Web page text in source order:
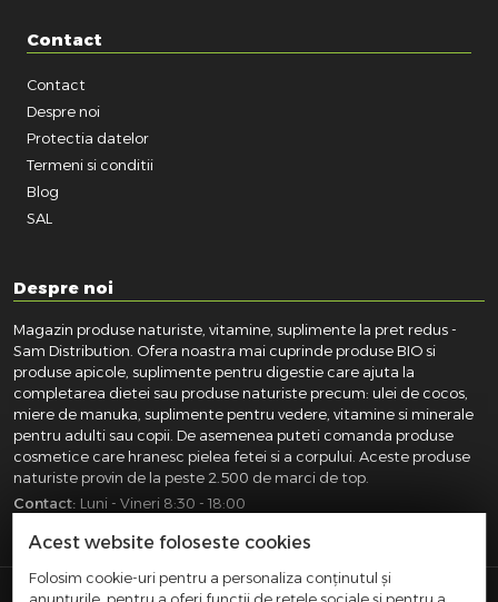
Contact
Contact
Despre noi
Protectia datelor
Termeni si conditii
Blog
SAL
Despre noi
Magazin produse naturiste, vitamine, suplimente la pret redus -
Sam Distribution. Ofera noastra mai cuprinde produse BIO si
produse apicole, suplimente pentru digestie care ajuta la
completarea dietei sau produse naturiste precum: ulei de cocos,
miere de manuka, suplimente pentru vedere, vitamine si minerale
pentru adulti sau copii. De asemenea puteti comanda produse
cosmetice care hranesc pielea fetei si a corpului. Aceste produse
naturiste provin de la peste 2.500 de marci de top.
Contact: Luni - Vineri 8:30 - 18:00
Acest website foloseste cookies
Folosim cookie-uri pentru a personaliza conținutul și